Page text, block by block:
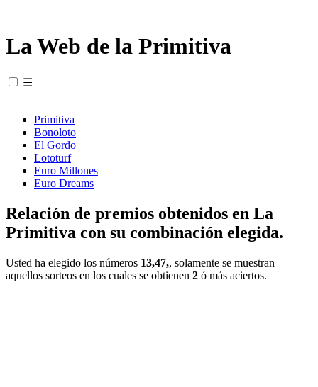
La Web de la Primitiva
☰
Primitiva
Bonoloto
El Gordo
Lototurf
Euro Millones
Euro Dreams
Relación de premios obtenidos en La
Primitiva con su combinación elegida.
Usted ha elegido los números 13,47,, solamente se muestran
aquellos sorteos en los cuales se obtienen 2 ó más aciertos.